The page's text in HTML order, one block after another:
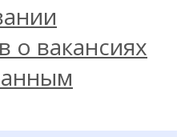
о вакансиях